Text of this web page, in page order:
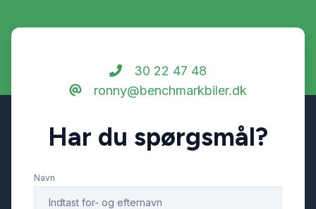
Tonede ruder
Tågelygter
30 22 47 48
ronny@benchmarkbiler.dk
Har du spørgsmål?
Navn